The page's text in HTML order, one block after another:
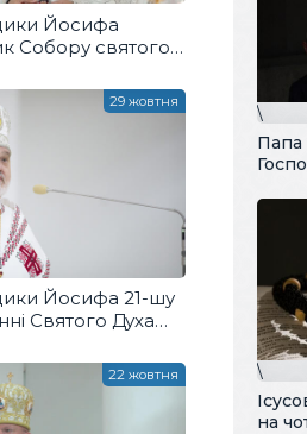
Йосифа
Собору святого
Йосифа 21-шу
Святого Духа
29 жовтня
22 жовтня
\
Папа
\
на